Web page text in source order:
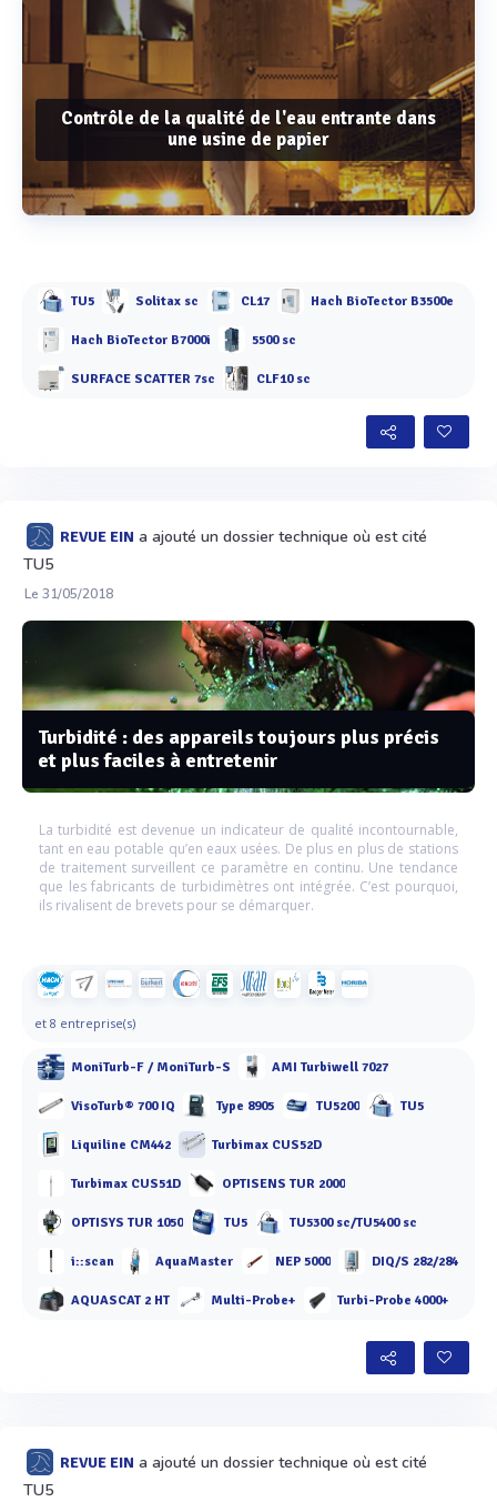
Contrôle de la qualité de l'eau entrante dans
une usine de papier
Voir plus
TU5 Solitax sc CL17 Hach BioTector B3500e
Hach BioTector B7000i 5500 sc
SURFACE SCATTER 7sc CLF10 sc
REVUE EIN a ajouté un dossier technique où est cité
TU5
Le 31/05/2018
Turbidité : des appareils toujours plus précis
et plus faciles à entretenir
La turbidité est devenue un indicateur de qualité incontournable,
tant en eau potable qu’en eaux usées. De plus en plus de stations
de traitement surveillent ce paramètre en continu. Une tendance
que les fabricants de turbidimètres ont intégrée. C’est pourquoi,
ils rivalisent de brevets pour se démarquer.
et 8 entreprise(s)
MoniTurb-F / MoniTurb-S AMI Turbiwell 7027
VisoTurb® 700 IQ Type 8905 TU5200 TU5
Liquiline CM442 Turbimax CUS52D
Turbimax CUS51D OPTISENS TUR 2000
OPTISYS TUR 1050 TU5 TU5300 sc/TU5400 sc
i::scan AquaMaster NEP 5000 DIQ/S 282/284
AQUASCAT 2 HT Multi-Probe+ Turbi-Probe 4000+
REVUE EIN a ajouté un dossier technique où est cité
TU5